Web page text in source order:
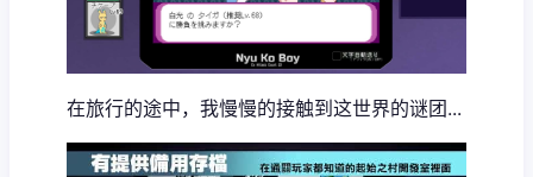
在旅行的途中，我慢慢的接触到这世界的谜团...